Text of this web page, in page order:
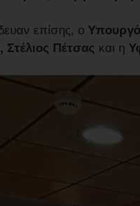
επίσης, ο
Πέτσας και η